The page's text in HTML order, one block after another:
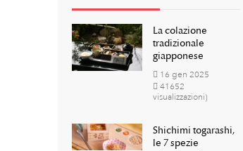
La colazione
tradizionale
giapponese
16 gen 2025
41652
visualizzazioni)
Shichimi togarashi,
le 7 spezie